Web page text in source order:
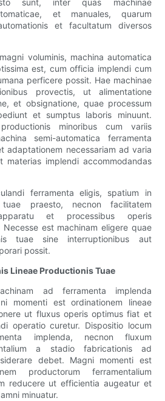
sunt, inter quas machinae
et manuales, quarum
et facultatum diversos
voluminis, machina automatica
est, cum officia implendi cum
perficere possit. Hae machinae
provectis, ut alimentatione
et obsignatione, quae processum
et sumptus laboris minuunt.
minoribus cum variis
semi-automatica ferramenta
adaptationem necessariam ad varia
materias implendi accommodandas
ferramenta eligis, spatium in
praesto, necnon facilitatem
et processibus operis
est machinam eligere quae
tuae sine interruptionibus aut
possit.
Lineae Productionis Tuae
ad ferramenta implenda
momenti est ordinationem lineae
ut fluxus operis optimus fiat et
operatio curetur. Dispositio locum
implenda, necnon fluxum
a stadio fabricationis ad
debet. Magni momenti est
productorum ferramentalium
reducere ut efficientia augeatur et
minuatur.